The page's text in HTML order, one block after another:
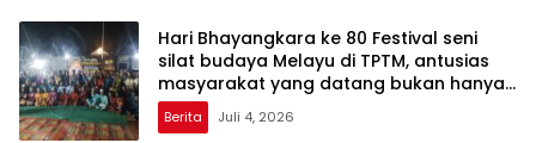
Hari Bhayangkara ke 80 Festival seni
silat budaya Melayu di TPTM, antusias
masyarakat yang datang bukan hanya
dari Rohil, bahkan dari luar kabupaten
Rohil
Berita Juli 4, 2026